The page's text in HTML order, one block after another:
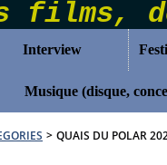
Interview
Musique (disque,
> QUAIS DU POLAR